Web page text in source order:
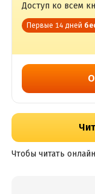
Доступ ко всем
Первые 14 дней
Чтобы читать онлайн